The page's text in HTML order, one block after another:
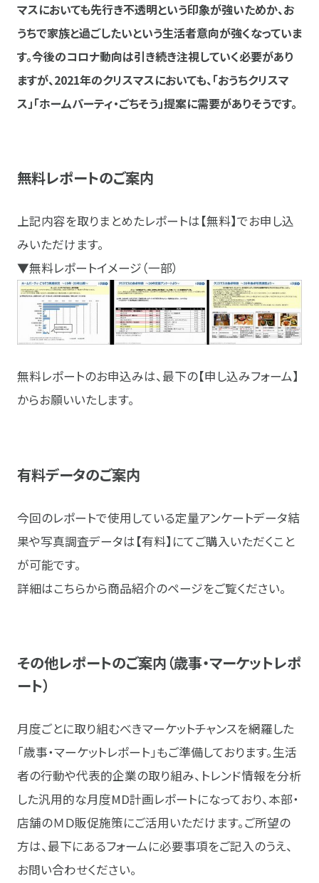
マスにおいても先行き不透明という印象が強いためか、お
うちで家族と過ごしたいという生活者意向が強くなっていま
す。今後のコロナ動向は引き続き注視していく必要があり
ますが、2021年のクリスマスにおいても、「おうちクリスマ
ス」「ホームパーティ・ごちそう」提案に需要がありそうです。
無料レポートのご案内
上記内容を取りまとめたレポートは【無料】でお申し込
みいただけます。
▼無料レポートイメージ（一部）
無料レポートのお申込みは、最下の【申し込みフォーム】
からお願いいたします。
有料データのご案内
今回のレポートで使用している定量アンケートデータ結
果や写真調査データは【有料】にてご購入いただくこと
が可能です。
詳細はこちらから商品紹介のページをご覧ください。
その他レポートのご案内（歳事・マーケットレポ
ート）
月度ごとに取り組むべきマーケットチャンスを網羅した
「歳事・マーケットレポート」もご準備しております。生活
者の行動や代表的企業の取り組み、トレンド情報を分析
した汎用的な月度MD計画レポートになっており、本部・
店舗のＭＤ販促施策にご活用いただけます。ご所望の
方は、最下にあるフォームに必要事項をご記入のうえ、
お問い合わせください。